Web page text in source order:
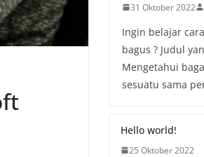
31 Oktober 2022
Ingin belajar
bagus ? Judul
Mengetahui
sesuatu sama
Hello world!
25 Oktober 2022